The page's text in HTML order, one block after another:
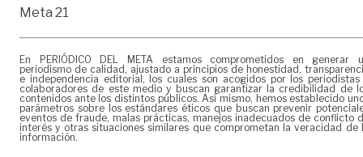
En PERIÓDICO DEL META estamos comprometidos en generar
periodismo de calidad, ajustado a principios de honestidad,
e independencia editorial, los cuales son acogidos por los periodistas
colaboradores de este medio y buscan garantizar la credibilidad de
contenidos ante los distintos públicos. Así mismo, hemos establecido
parámetros sobre los estándares éticos que buscan prevenir
eventos de fraude, malas prácticas, manejos inadecuados de conflicto
interés y otras situaciones similares que comprometan la veracidad de
información.